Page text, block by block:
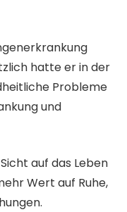
hatte er in der
Probleme
und
auf das Leben
Wert auf Ruhe,